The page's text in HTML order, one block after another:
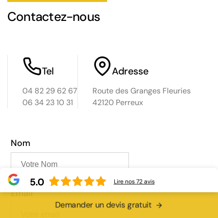
Saint-Étienne, Roanne, Saint-Chamond, Firminy,
Montbrison, Andrézieux-Bouthéon, Rive-de-Gier, Le
Chambon-Feugerolles, Saint-Just-Saint-Rambert,
Contactez-nous
Tel
04 82 29 62 67
06 34 23 10 31
Adresse
Route des Granges Fleuries
42120 Perreux
Nom
Email
Demander un devis gratuit
5.0 Lire nos72avis